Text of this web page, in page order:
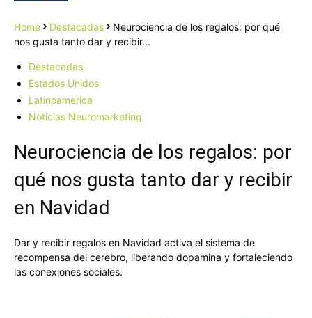
Home Destacadas
Neurociencia de los regalos: por qué
nos gusta tanto dar y recibir...
Destacadas
Estados Unidos
Latinoamerica
Noticias Neuromarketing
Neurociencia de los regalos: por
qué nos gusta tanto dar y recibir
en Navidad
Dar y recibir regalos en Navidad activa el sistema de
recompensa del cerebro, liberando dopamina y fortaleciendo
las conexiones sociales.